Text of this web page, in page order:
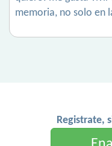
memoria, no solo en
Registrate,